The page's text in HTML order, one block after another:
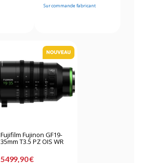
Sur commande fabricant
Fujifilm Fujinon GF19-
35mm T3.5 PZ OIS WR
5499,90 €